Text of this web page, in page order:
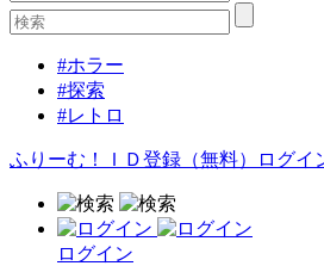
#ホラー
#探索
#レトロ
ふりーむ！ＩＤ登録（無料） ログイ
ログイン